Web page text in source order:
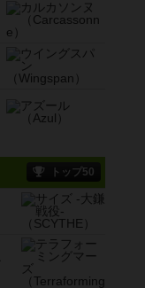
トップ50